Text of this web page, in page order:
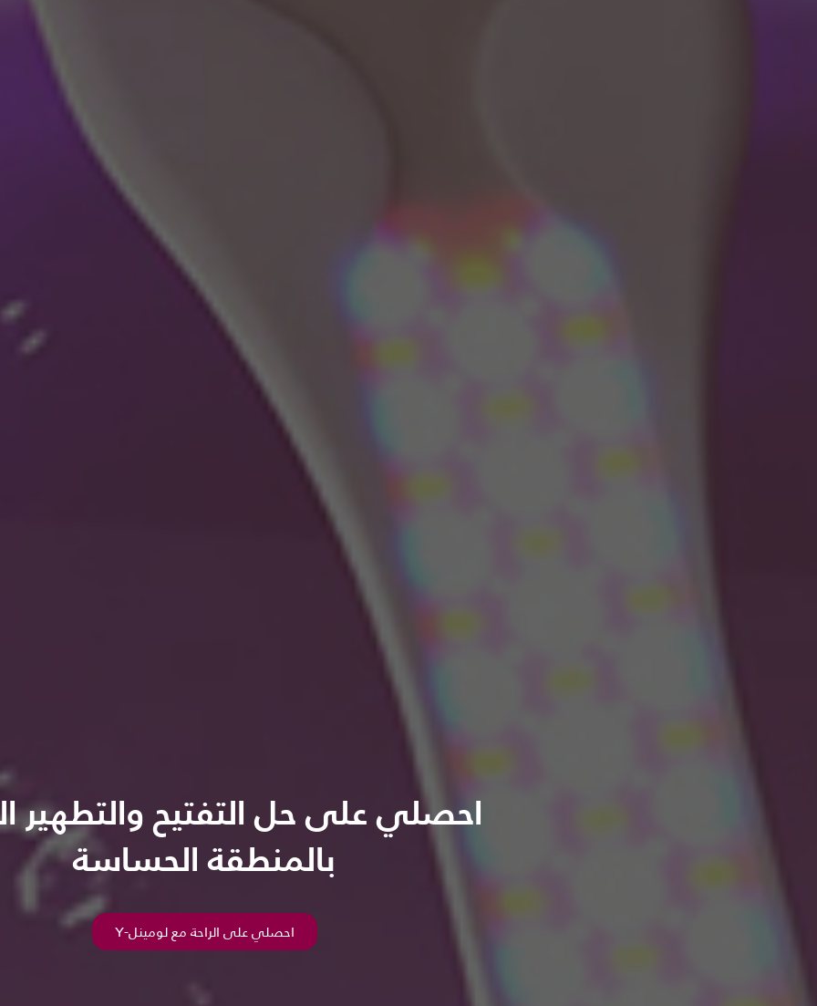
احصلي على حل التفتيح والتطهير
بالمنطقة الحساسة
احصلي على الراحة مع لومينل-Y